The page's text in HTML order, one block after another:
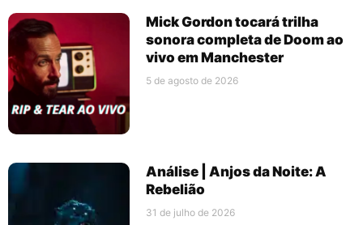
Mick Gordon tocará trilha
sonora completa de Doom ao
vivo em Manchester
5 de agosto de 2026
Análise | Anjos da Noite: A
Rebelião
31 de julho de 2026